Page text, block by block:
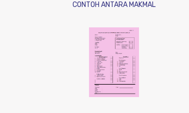
CONTOH ANTARA MAKMAL